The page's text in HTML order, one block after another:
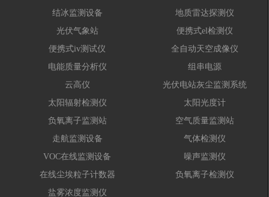
结冰监测设备
地质雷达探测仪
光伏气象站
便携式el检测仪
便携式iv测试仪
全自动天空成像仪
电能质量分析仪
组串电源
云高仪
光伏电站灰尘监测系统
太阳辐射检测仪
太阳光度计
负氧离子监测站
空气质量监测站
走航监测设备
气体检测仪
VOC在线监测设备
噪声监测仪
在线尘埃粒子计数器
负氧离子检测仪
盐雾浓度监测仪